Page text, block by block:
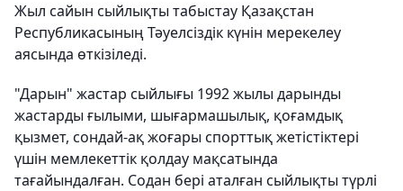
Жыл сайын сыйлықты табыстау Қазақстан
Республикасының Тәуелсіздік күнін мерекелеу
аясында өткізіледі.
"Дарын" жастар сыйлығы 1992 жылы дарынды
жастарды ғылыми, шығармашылық, қоғамдық
қызмет, сондай-ақ жоғары спорттық жетістіктері
үшін мемлекеттік қолдау мақсатында
тағайындалған. Содан бері аталған сыйлықты түрлі